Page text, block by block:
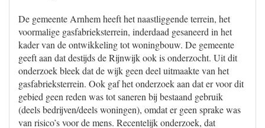
De gemeente Arnhem heeft het naastliggende terrein, het
voormalige gasfabrieksterrein, inderdaad gesaneerd in het
kader van de ontwikkeling tot woningbouw. De gemeente
geeft aan dat destijds de Rijnwijk ook is onderzocht. Uit dit
onderzoek bleek dat de wijk geen deel uitmaakte van het
gasfabrieksterrein. Ook gaf het onderzoek aan dat er voor dit
gebied geen reden was tot saneren bij bestaand gebruik
(deels bedrijven/deels woningen), omdat er geen sprake was
van risico’s voor de mens. Recentelijk onderzoek, dat